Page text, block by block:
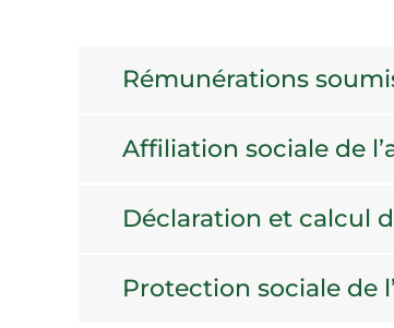
Rémunérations
Affiliation sociale de
Déclaration et calcul
Protection sociale de